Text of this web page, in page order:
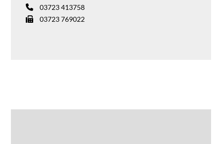
03723 413758
03723 769022